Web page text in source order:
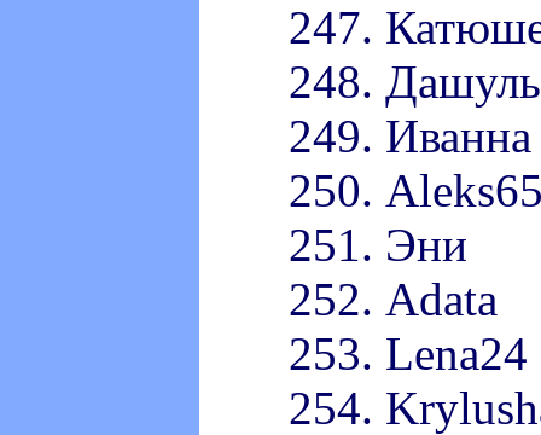
247.
248.
249. Иванна
250.
251. Эни
252. Adata
253. Lena24
254.